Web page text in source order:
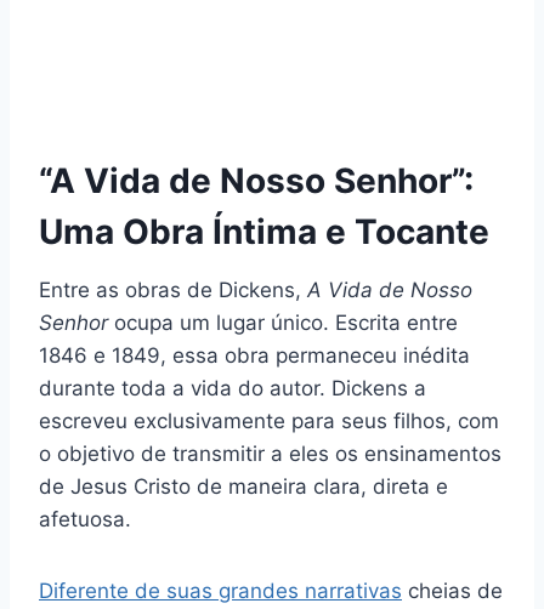
“A Vida de Nosso Senhor”:
Uma Obra Íntima e Tocante
Entre as obras de Dickens, A Vida de Nosso
Senhorocupa um lugar único. Escrita entre
1846 e 1849, essa obra permaneceu inédita
durante toda a vida do autor. Dickens a
escreveu exclusivamente para seus filhos, com
o objetivo de transmitir a eles os ensinamentos
de Jesus Cristo de maneira clara, direta e
afetuosa.
Diferente de suas grandes narrativas cheias de